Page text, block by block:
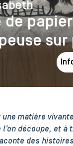
de
sur
matière
découpe, et à
des